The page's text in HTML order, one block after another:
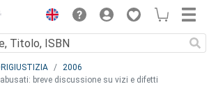
2006
breve discussione su vizi e difetti